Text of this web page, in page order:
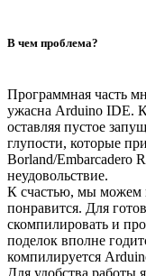
В чем проблема?
Программная часть
ужасна Arduino IDE.
оставляя пустое
глупости, которые
Borland/Embarcadero
неудовольствие.
К счастью, мы можем
понравится. Для
скомпилировать и
поделок вполне
компилируется